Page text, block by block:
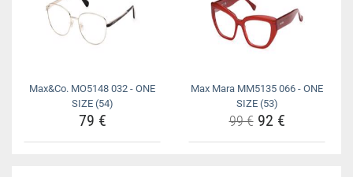
Max&Co. MO5148 032 - ONE
SIZE (54)
79 €
Max Mara MM5135 066 - ONE
SIZE (53)
99 €92 €